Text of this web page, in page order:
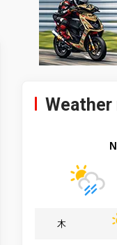
Weather
木